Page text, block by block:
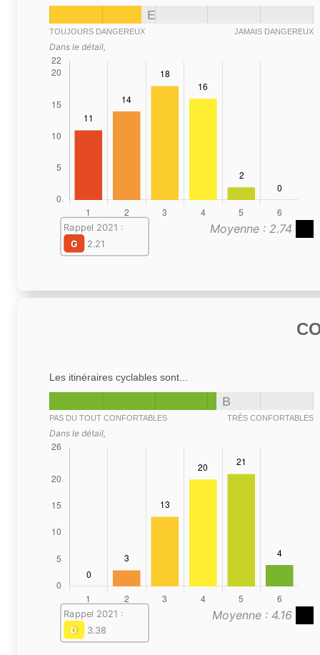
E
TOUJOURS DANGEREUX JAMAIS DANGEREUX
Dans le détail,
Moyenne : 2.74
Rappel 2021 :
G
2.21
Les itinéraires cyclables sont...
B
PAS DU TOUT CONFORTABLES TRÈS CONFORTABLES
Dans le détail,
Moyenne : 4.16
Rappel 2021 :
D
3.38